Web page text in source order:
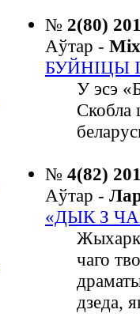
№ 2(80)
Аўтар -
БУЙНІЦЫ
У эсэ
Скобла
№ 4(82)
Аўтар -
«ДЫК З
чаго
дзеда,